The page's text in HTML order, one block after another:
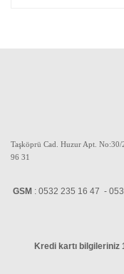
Taşköprü Cad. Huzur Apt. No:30/
96 31
GSM : 0532 235 16 47 -
Kredi kartı bilgileriniz